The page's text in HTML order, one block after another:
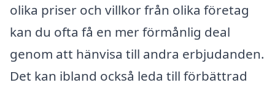
olika priser och villkor från olika företag
kan du ofta få en mer förmånlig deal
genom att hänvisa till andra erbjudanden.
Det kan ibland också leda till förbättrad